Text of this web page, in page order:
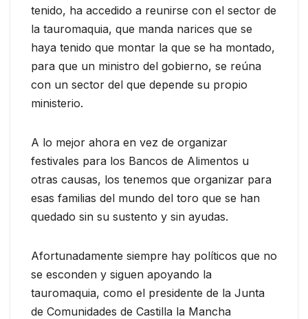
tenido, ha accedido a reunirse con el sector de
la tauromaquia, que manda narices que se
haya tenido que montar la que se ha montado,
para que un ministro del gobierno, se reúna
con un sector del que depende su propio
ministerio.
A lo mejor ahora en vez de organizar
festivales para los Bancos de Alimentos u
otras causas, los tenemos que organizar para
esas familias del mundo del toro que se han
quedado sin su sustento y sin ayudas.
Afortunadamente siempre hay políticos que no
se esconden y siguen apoyando la
tauromaquia, como el presidente de la Junta
de Comunidades de Castilla la Mancha